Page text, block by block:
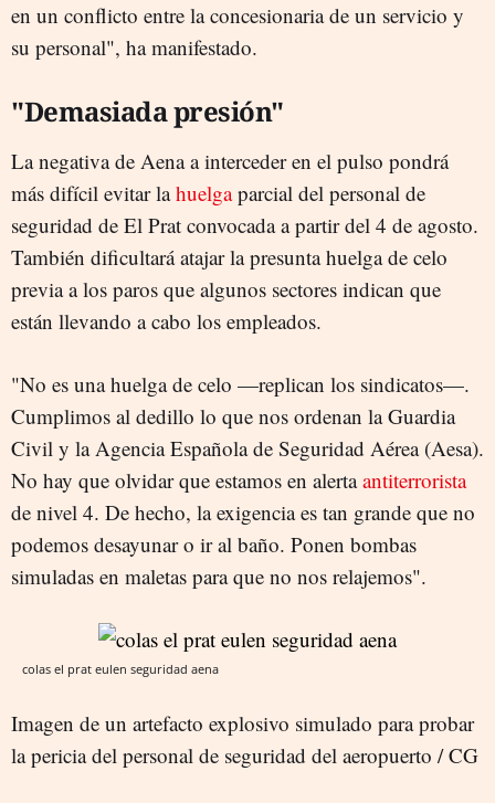
en un conflicto entre la concesionaria de un servicio y
su personal", ha manifestado.
"Demasiada presión"
La negativa de Aena a interceder en el pulso pondrá
más difícil evitar lahuelgaparcial del personal de
seguridad de El Prat convocada a partir del 4 de agosto.
También dificultará atajar la presunta huelga de celo
previa a los paros que algunos sectores indican que
están llevando a cabo los empleados.
"No es una huelga de celo —replican los sindicatos—.
Cumplimos al dedillo lo que nos ordenan la Guardia
Civil y la Agencia Española de Seguridad Aérea (Aesa).
No hay que olvidar que estamos en alertaantiterrorista
de nivel 4. De hecho, la exigencia es tan grande que no
podemos desayunar o ir al baño. Ponen bombas
simuladas en maletas para que no nos relajemos".
colas el prat eulen seguridad aena
Imagen de un artefacto explosivo simulado para probar
la pericia del personal de seguridad del aeropuerto / CG